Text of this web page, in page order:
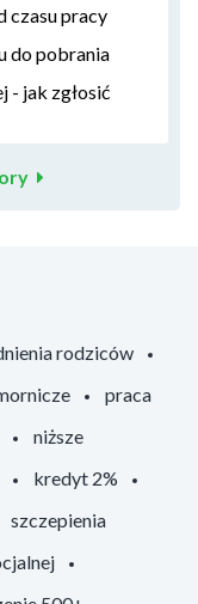
czasu pracy
do pobrania
- jak zgłosić
rodziców
praca
niższe
kredyt 2%
szczepienia